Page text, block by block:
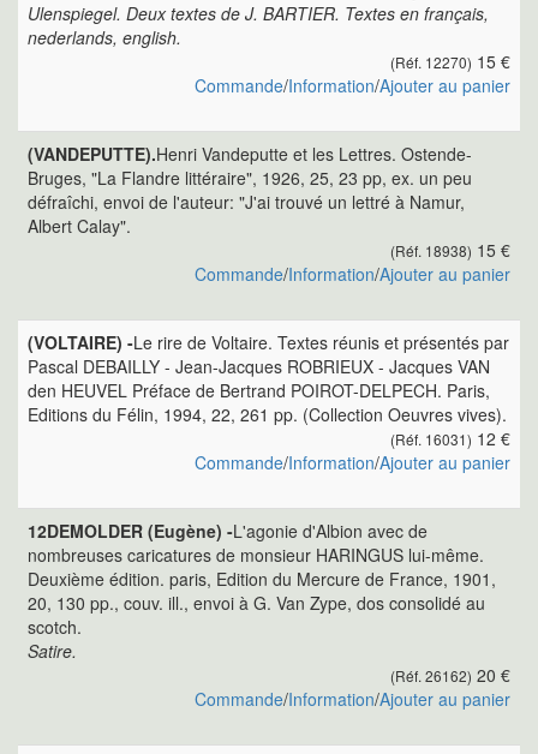
Ulenspiegel. Deux textes de J. BARTIER. Textes en français,
nederlands, english.
(Réf. 12270) 15 €
Commande/Information/Ajouter au panier
(VANDEPUTTE).Henri Vandeputte et les Lettres. Ostende-
Bruges, "La Flandre littéraire", 1926, 25, 23 pp, ex. un peu
défraîchi, envoi de l'auteur: "J'ai trouvé un lettré à Namur,
Albert Calay".
(Réf. 18938) 15 €
Commande/Information/Ajouter au panier
(VOLTAIRE) -Le rire de Voltaire. Textes réunis et présentés par
Pascal DEBAILLY - Jean-Jacques ROBRIEUX - Jacques VAN
den HEUVEL Préface de Bertrand POIROT-DELPECH. Paris,
Editions du Félin, 1994, 22, 261 pp. (Collection Oeuvres vives).
(Réf. 16031) 12 €
Commande/Information/Ajouter au panier
12DEMOLDER (Eugène) -L'agonie d'Albion avec de
nombreuses caricatures de monsieur HARINGUS lui-même.
Deuxième édition. paris, Edition du Mercure de France, 1901,
20, 130 pp., couv. ill., envoi à G. Van Zype, dos consolidé au
scotch.
Satire.
(Réf. 26162) 20 €
Commande/Information/Ajouter au panier